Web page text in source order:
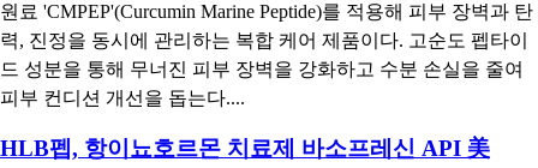
원료 'CMPEP'(Curcumin Marine Peptide)를 적용해 피부 장벽과 탄
력, 진정을 동시에 관리하는 복합 케어 제품이다. 고순도 펩타이
드 성분을 통해 무너진 피부 장벽을 강화하고 수분 손실을 줄여
피부 컨디션 개선을 돕는다....
HLB펩, 항이뇨호르몬 치료제 바소프레신 API 美